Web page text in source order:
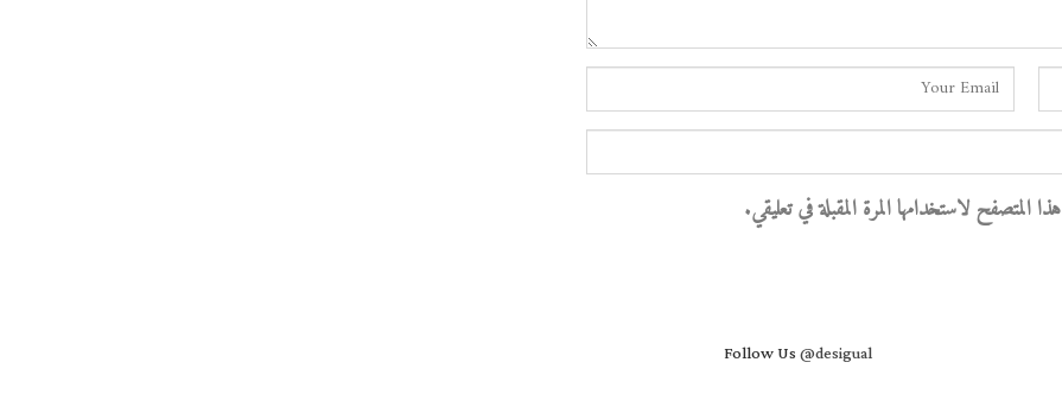
لاستخدامها المرة المقبلة في تعليقي.
Follow Us@desigual